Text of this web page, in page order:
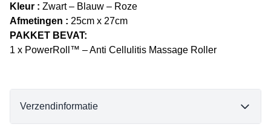
Kleur : Zwart – Blauw – Roze
Afmetingen : 25cm x 27cm
PAKKET BEVAT:
1 x PowerRoll™ – Anti Cellulitis Massage Roller
Verzendinformatie